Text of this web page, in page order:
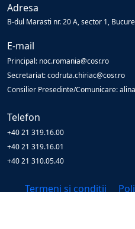
Adresa
B-dul Marasti nr. 20 A, sector 1,
E-mail
Principal: noc.romania@cosr.ro
Secretariat: codruta.chiriac@cosr.ro
Consilier Presedinte/Comunicare:
Telefon
+40 21 319.16.00
+40 21 319.16.01
+40 21 310.05.40
Termeni și condiții